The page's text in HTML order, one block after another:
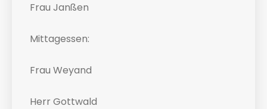
Frau Janßen
Mittagessen:
Frau Weyand
Herr Gottwald